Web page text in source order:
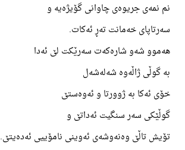
نم نمەی جریوەی چاوانی گۆیژەیە و
سەرتاپای خەمانت تەڕ ئەکات.
هەموو شەو شارەکەت سەرێکت لێ ئەدا
بە گوڵی ژاڵەوە شەلەشەل
خۆی ئەکا بە ژوورتا و ئەوەستێ
گوڵێکی سەر سنگیت ئەداتێ و
تۆیش تاڵێ وەنەوشەی ئەوینی نامۆییی ئەدەیتێ.